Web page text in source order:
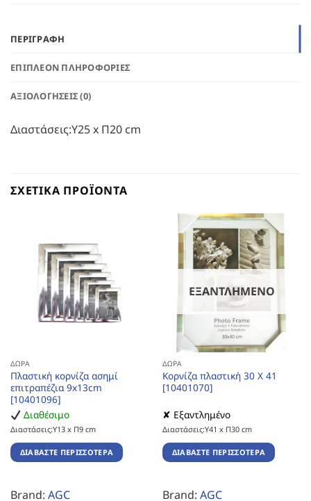
ΠΕΡΙΓΡΑΦΉ
ΕΠΙΠΛΈΟΝ ΠΛΗΡΟΦΟΡΊΕΣ
ΑΞΙΟΛΟΓΉΣΕΙΣ (0)
Διαστάσεις:Υ25 x Π20 cm
ΣΧΕΤΙΚΆ ΠΡΟΪΌΝΤΑ
ΔΏΡΑ
Πλαστική κορνίζα ασημί
επιτραπέζια 9x13cm
[10401096]
Διαθέσιμο
Διαστάσεις:Υ13 x Π9 cm
ΔΙΑΒΆΣΤΕ ΠΕΡΙΣΣΌΤΕΡΑ
Brand: AGC
ΕΞΑΝΤΛΗΜΈΝΟ
ΔΏΡΑ
Κορνίζα πλαστική 30 Χ 41
[10401070]
✘ Εξαντλημένο
Διαστάσεις:Υ41 x Π30 cm
ΔΙΑΒΆΣΤΕ ΠΕΡΙΣΣΌΤΕΡΑ
Brand: AGC